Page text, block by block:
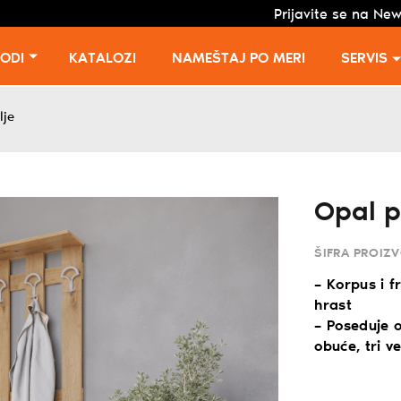
Prijavite se na
KATALOZI NAMEŠTAJ PO MERI SERVIS
Opal
ŠIFRA
– Korpus i
hrast
– Poseduje
obuće, tri